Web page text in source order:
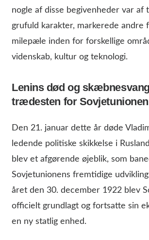
nogle af disse begivenheder var af
grufuld karakter, markerede andre
milepæle inden for forskellige
videnskab, kultur og teknologi.
Lenins død og
trædesten for Sovjetunionen
Den 21. januar dette år døde
ledende politiske skikkelse i
blev et afgørende øjeblik, som
Sovjetunionens fremtidige
året den 30. december 1922 blev
officielt grundlagt og fortsatte sin
en ny statlig enhed.